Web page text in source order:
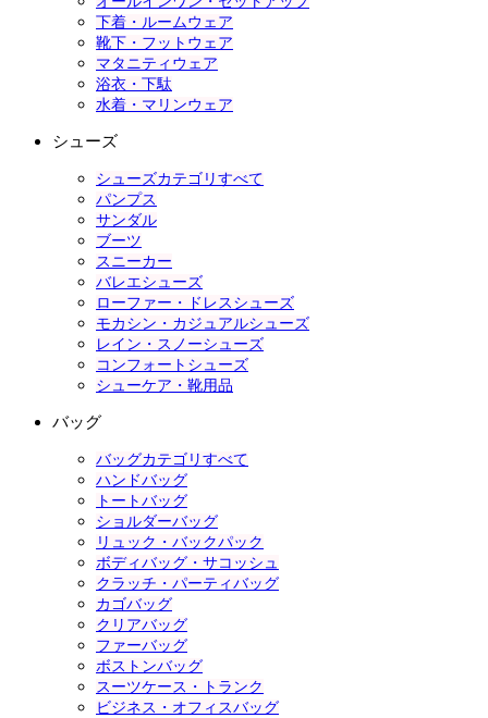
下着・ルームウェア
靴下・フットウェア
マタニティウェア
浴衣・下駄
水着・マリンウェア
シューズ
シューズカテゴリすべて
パンプス
サンダル
ブーツ
スニーカー
バレエシューズ
ローファー・ドレスシューズ
モカシン・カジュアルシューズ
レイン・スノーシューズ
コンフォートシューズ
シューケア・靴用品
バッグ
バッグカテゴリすべて
ハンドバッグ
トートバッグ
ショルダーバッグ
リュック・バックパック
ボディバッグ・サコッシュ
クラッチ・パーティバッグ
カゴバッグ
クリアバッグ
ファーバッグ
ボストンバッグ
スーツケース・トランク
ビジネス・オフィスバッグ